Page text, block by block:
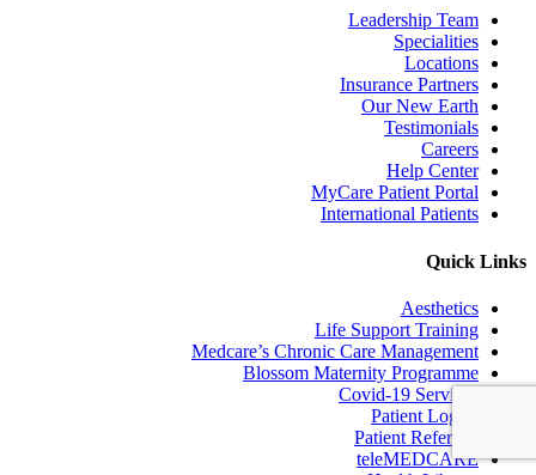
Leadership Team
Specialities
Locations
Insurance Partners
Our New Earth
Testimonials
Careers
Help Center
MyCare Patient Portal
International Patients
Quick Links
Aesthetics
Life Support Training
Medcare’s Chronic Care Management
Blossom Maternity Programme
Covid-19 Services
Patient Log In
Patient Referrals
teleMEDCARE